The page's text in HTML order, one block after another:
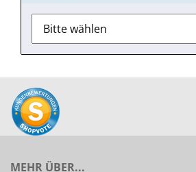
MEHR ÜBER...